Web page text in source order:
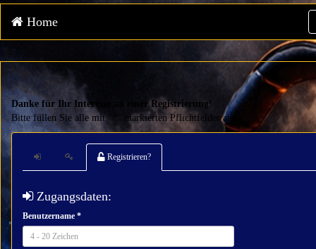
Home
Danke für Ihr Interesse an einer Registrierung!
Bitte füllen Sie alle mit "*" markierten Pflichtfelder aus.
Registrieren?
Zugangsdaten:
Benutzername *